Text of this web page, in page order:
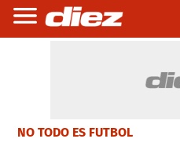
NO TODO ES FUTBOL